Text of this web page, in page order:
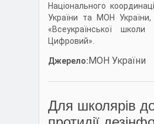
Національного
України та МОН
«Всеукраїнської
Цифровий».
Джерело: МОН України
Для школярів